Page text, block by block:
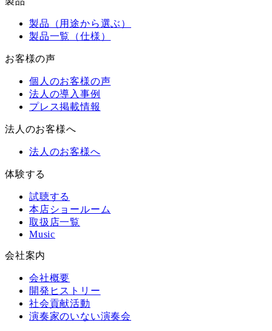
製品（用途から選ぶ）
製品一覧（仕様）
お客様の声
個人のお客様の声
法人の導入事例
プレス掲載情報
法人のお客様へ
法人のお客様へ
体験する
試聴する
本店ショールーム
取扱店一覧
Music
会社案内
会社概要
開発ヒストリー
社会貢献活動
演奏家のいない演奏会